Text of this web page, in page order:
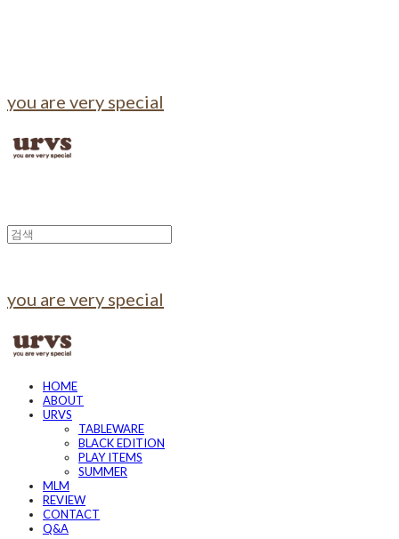
you are very special
you are very special
HOME
ABOUT
URVS
TABLEWARE
BLACK EDITION
PLAY ITEMS
SUMMER
MLM
REVIEW
CONTACT
Q&A